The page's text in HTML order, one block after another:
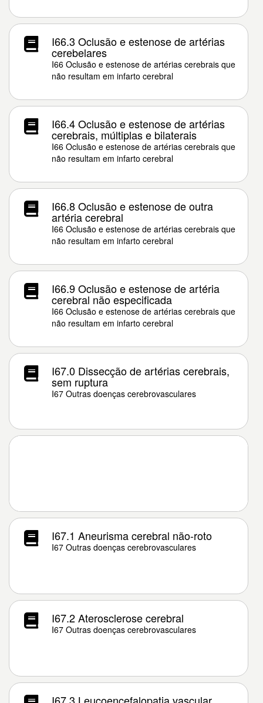
I66.3 Oclusão e estenose de artérias
cerebelares
I66 Oclusão e estenose de artérias cerebrais que
não resultam em infarto cerebral
I66.4 Oclusão e estenose de artérias
cerebrais, múltiplas e bilaterais
I66 Oclusão e estenose de artérias cerebrais que
não resultam em infarto cerebral
I66.8 Oclusão e estenose de outra
artéria cerebral
I66 Oclusão e estenose de artérias cerebrais que
não resultam em infarto cerebral
I66.9 Oclusão e estenose de artéria
cerebral não especificada
I66 Oclusão e estenose de artérias cerebrais que
não resultam em infarto cerebral
I67.0 Dissecção de artérias cerebrais,
sem ruptura
I67 Outras doenças cerebrovasculares
I67.1 Aneurisma cerebral não-roto
I67 Outras doenças cerebrovasculares
I67.2 Aterosclerose cerebral
I67 Outras doenças cerebrovasculares